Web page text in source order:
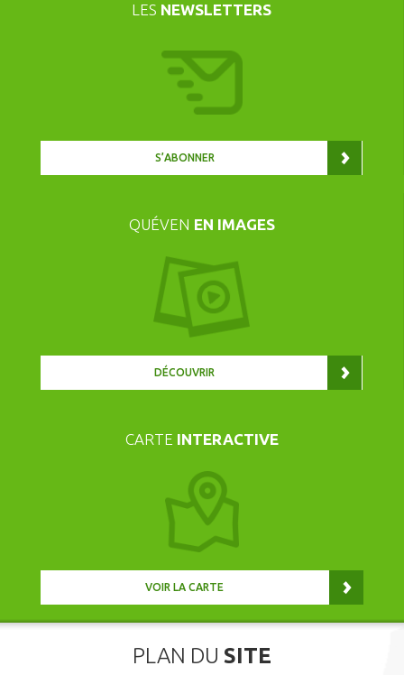
LES NEWSLETTERS
S’ABONNER
QUÉVEN EN IMAGES
DÉCOUVRIR
CARTE INTERACTIVE
VOIR LA CARTE
PLAN DU SITE